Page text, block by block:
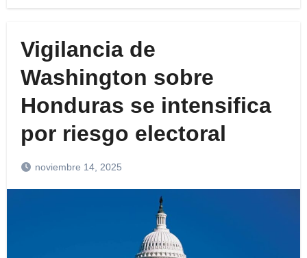
Vigilancia de
Washington sobre
Honduras se intensifica
por riesgo electoral
noviembre 14, 2025